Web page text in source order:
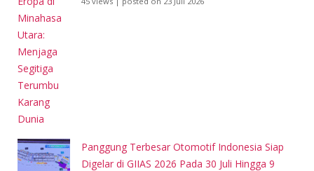
Panggung Terbesar Otomotif Indonesia Siap
Digelar di GIIAS 2026 Pada 30 Juli Hingga 9